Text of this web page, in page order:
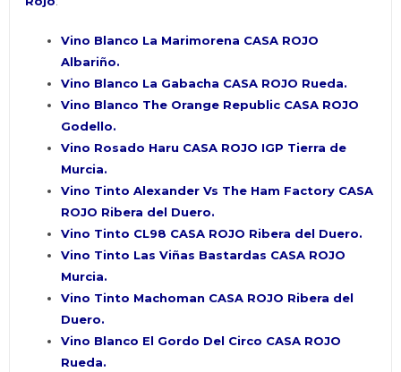
Vino Blanco La Marimorena CASA ROJO
Albariño.
Vino Blanco La Gabacha CASA ROJO Rueda.
Vino Blanco The Orange Republic CASA ROJO
Godello.
Vino Rosado Haru CASA ROJO IGP Tierra de
Murcia.
Vino Tinto Alexander Vs The Ham Factory CASA
ROJO Ribera del Duero.
Vino Tinto CL98 CASA ROJO Ribera del Duero.
Vino Tinto Las Viñas Bastardas CASA ROJO
Murcia.
Vino Tinto Machoman CASA ROJO Ribera del
Duero.
Vino Blanco El Gordo Del Circo CASA ROJO
Rueda.